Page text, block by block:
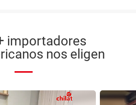
importadores
nos eligen